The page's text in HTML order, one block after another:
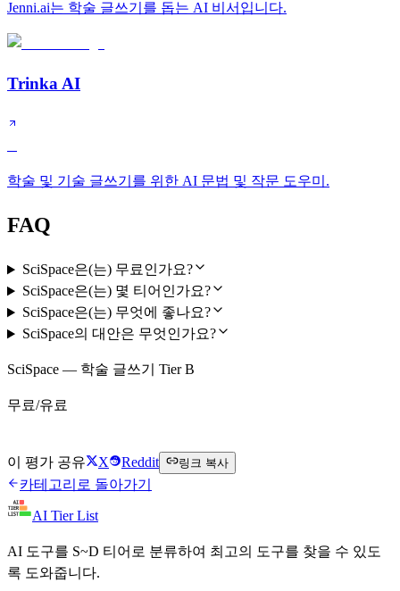
Jenni.ai는 학술 글쓰기를 돕는 AI 비서입니다.
Trinka AI
학술 및 기술 글쓰기를 위한 AI 문법 및 작문 도우미.
FAQ
SciSpace은(는) 무료인가요?
SciSpace은(는) 몇 티어인가요?
SciSpace은(는) 무엇에 좋나요?
SciSpace의 대안은 무엇인가요?
SciSpace — 학술 글쓰기 Tier B
무료/유료
이 평가 공유 X Reddit 링크 복사
카테고리로 돌아가기
AI Tier List
AI 도구를 S~D 티어로 분류하여 최고의 도구를 찾을 수 있도
록 도와줍니다.